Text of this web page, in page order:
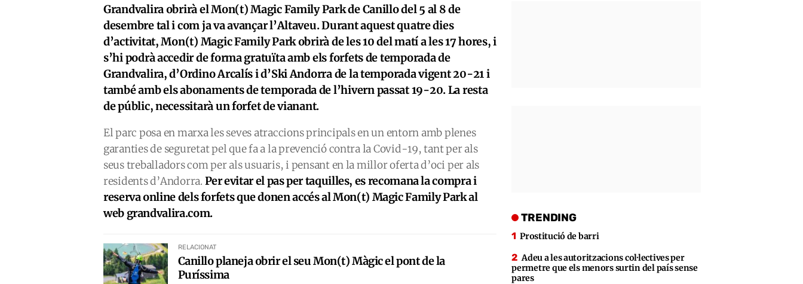
Grandvalira obrirà el Mon(t) Magic Family Park de Canillo del 5 al 8 de
desembre tal i com ja va avançar l’Altaveu. Durant aquest quatre dies
d’activitat, Mon(t) Magic Family Park obrirà de les 10 del matí a les 17 hores, i
s’hi podrà accedir de forma gratuïta amb els forfets de temporada de
Grandvalira, d’Ordino Arcalís i d’Ski Andorra de la temporada vigent 20-21 i
també amb els abonaments de temporada de l’hivern passat 19-20. La resta
de públic, necessitarà un forfet de vianant.
El parc posa en marxa les seves atraccions principals en un entorn amb plenes
garanties de seguretat pel que fa a la prevenció contra la Covid-19, tant per als
seus treballadors com per als usuaris, i pensant en la millor oferta d’oci per als
residents d’Andorra. Per evitar el pas per taquilles, es recomana la compra i
reserva online dels forfets que donen accés al Mon(t) Magic Family Park al
web grandvalira.com.
RELACIONAT
Canillo planeja obrir el seu Mon(t) Màgic el pont de la
Puríssima
TRENDING
Prostitució de barri
Adeu a les autoritzacions col·lectives per
permetre que els menors surtin del país sense
pares